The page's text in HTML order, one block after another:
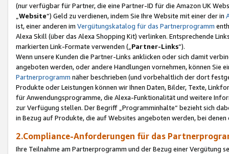
(nur verfügbar für Partner, die eine Partner-ID für die Amazon UK
Website“) Geld zu verdienen, indem Sie Ihre Website mit einer der in
ist, einer anderen im Vergütungskatalog für das Partnerprogramm
Alexa Skill (über das Alexa Shopping Kit) verlinken. Entsprechende
markierten Link-Formate verwenden („ Partner-Links“).
Wenn unsere Kunden die Partner-Links anklicken oder sich damit
angeboten werden, oder andere Handlungen vornehmen, können Sie
Partnerprogramm näher beschrieben (und vorbehaltlich der dort
Produkte oder Leistungen können wir Ihnen Daten, Bilder, Texte,
für Anwendungsprogramme, die Alexa-Funktionalität und weitere
zur Verfügung stellen. Der Begriff „Programminhalte“ bezieht sich
in Bezug auf Produkte, die auf Websites angeboten werden, bei
2.Compliance-Anforderungen für das
Ihre Teilnahme am Partnerprogramm und der Bezug einer Vergütung